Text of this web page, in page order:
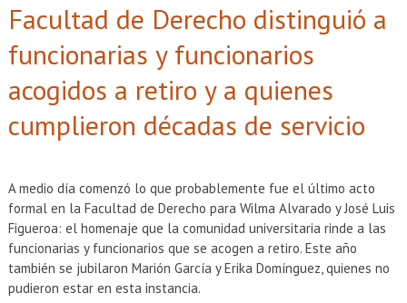
ADMISIÓN
INVESTIGACIÓN
BIBLIOTECAS
Académicos Estudiantes
Egresados Funcionarios
Facultad de Derecho distinguió a
funcionarias y funcionarios
acogidos a retiro y a quienes
cumplieron décadas de servicio
A medio día comenzó lo que probablemente fue el último acto
formal en la Facultad de Derecho para Wilma Alvarado y José Luis
Figueroa: el homenaje que la comunidad universitaria rinde a las
funcionarias y funcionarios que se acogen a retiro. Este año
también se jubilaron Marión García y Erika Domínguez, quienes no
pudieron estar en esta instancia.